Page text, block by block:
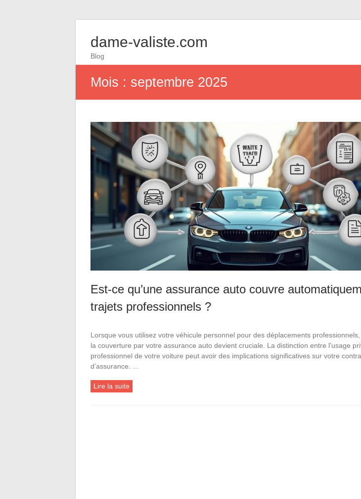
dame-valiste.com
Blog
Mois : septembre 2025
Est-ce qu’une assurance auto couvre
trajets professionnels ?
Lorsque vous utilisez votre véhicule personnel pour des déplacements
la couverture par votre assurance auto devient cruciale. La distinction entre l’usage
professionnel de votre voiture peut avoir des implications significatives sur votre
d’assurance. …
Lire la suite